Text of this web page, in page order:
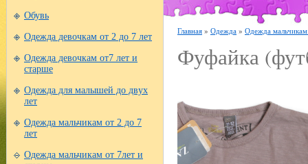
Обувь
Одежда девочкам от 2 до 7 лет
Одежда девочкам от7 лет и
старше
Одежда для малышей до двух
лет
Одежда мальчикам от 2 до 7
лет
Одежда мальчикам от 7лет и
Главная » Одежда » Одежда
Фуфайка